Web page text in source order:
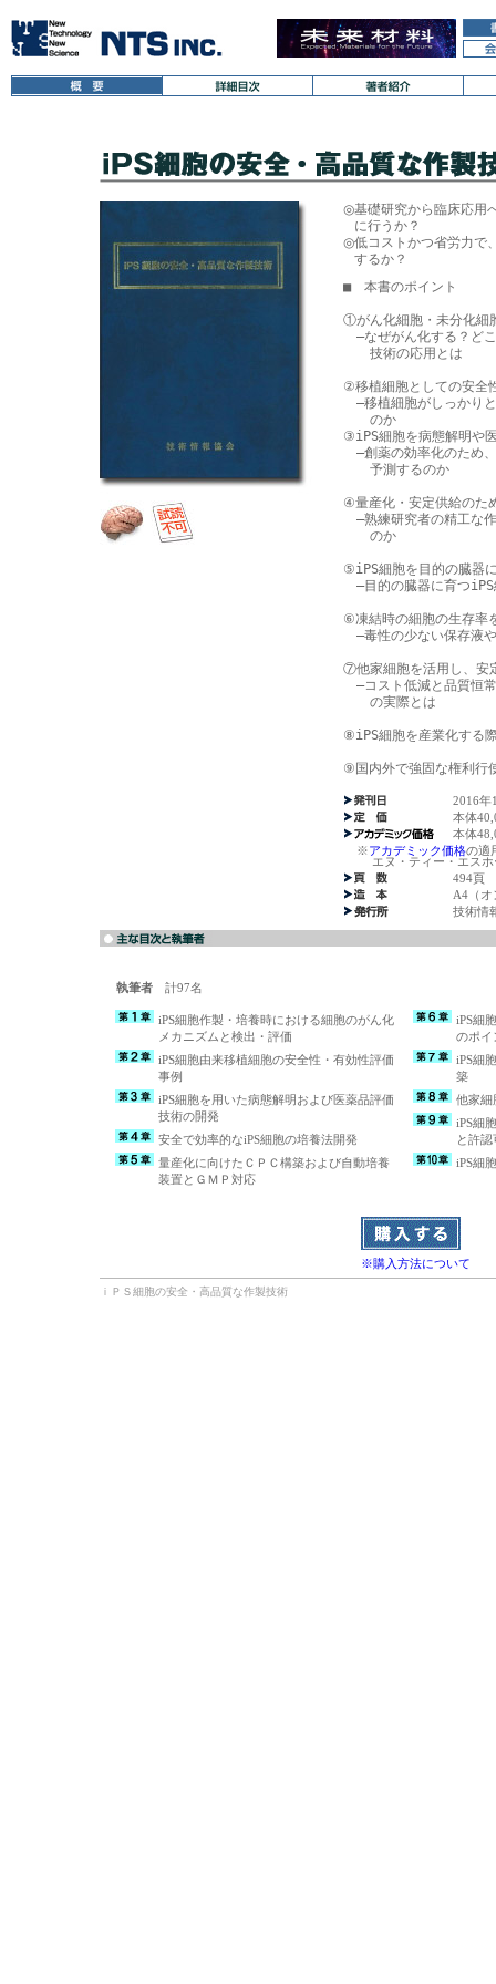
◎基礎研究から臨床応
に行うか？
◎低コストかつ省労力で
するか？
■　本書のポイント
①がん化細胞・未分化細
―なぜがん化する？ど
技術の応用とは
②移植細胞としての安全
―移植細胞がしっかり
のか
③iPS細胞を病態解明や
―創薬の効率化のため
予測するのか
④量産化・安定供給のた
―熟練研究者の精工な
のか
⑤iPS細胞を目的の臓器
―目的の臓器に育つiPS
⑥凍結時の細胞の生存率
―毒性の少ない保存液
⑦他家細胞を活用し、安
―コスト低減と品質恒
の実際とは
⑧iPS細胞を産業化する
⑨国内外で強固な権利行
2016年
本体
本体
※アカデミック価格の適
エヌ・ティー・エスホ
494頁
A4（オ
技術情
執筆者 計97名
iPS細胞作製・培養時における細胞のがん化
メカニズムと検出・評価
iPS細胞由来移植細胞の安全性・有効性評価
事例
iPS細胞を用いた病態解明および医薬品評価
技術の開発
安全で効率的なiPS細胞の培養法開発
量産化に向けたＣＰＣ構築および自動培養
装置とＧＭＰ対応
iPS細
のポイ
iPS細
築
他家細
iPS細
と許
iPS細
※購入方法について
ｉＰＳ細胞の安全・高品質な作製技術